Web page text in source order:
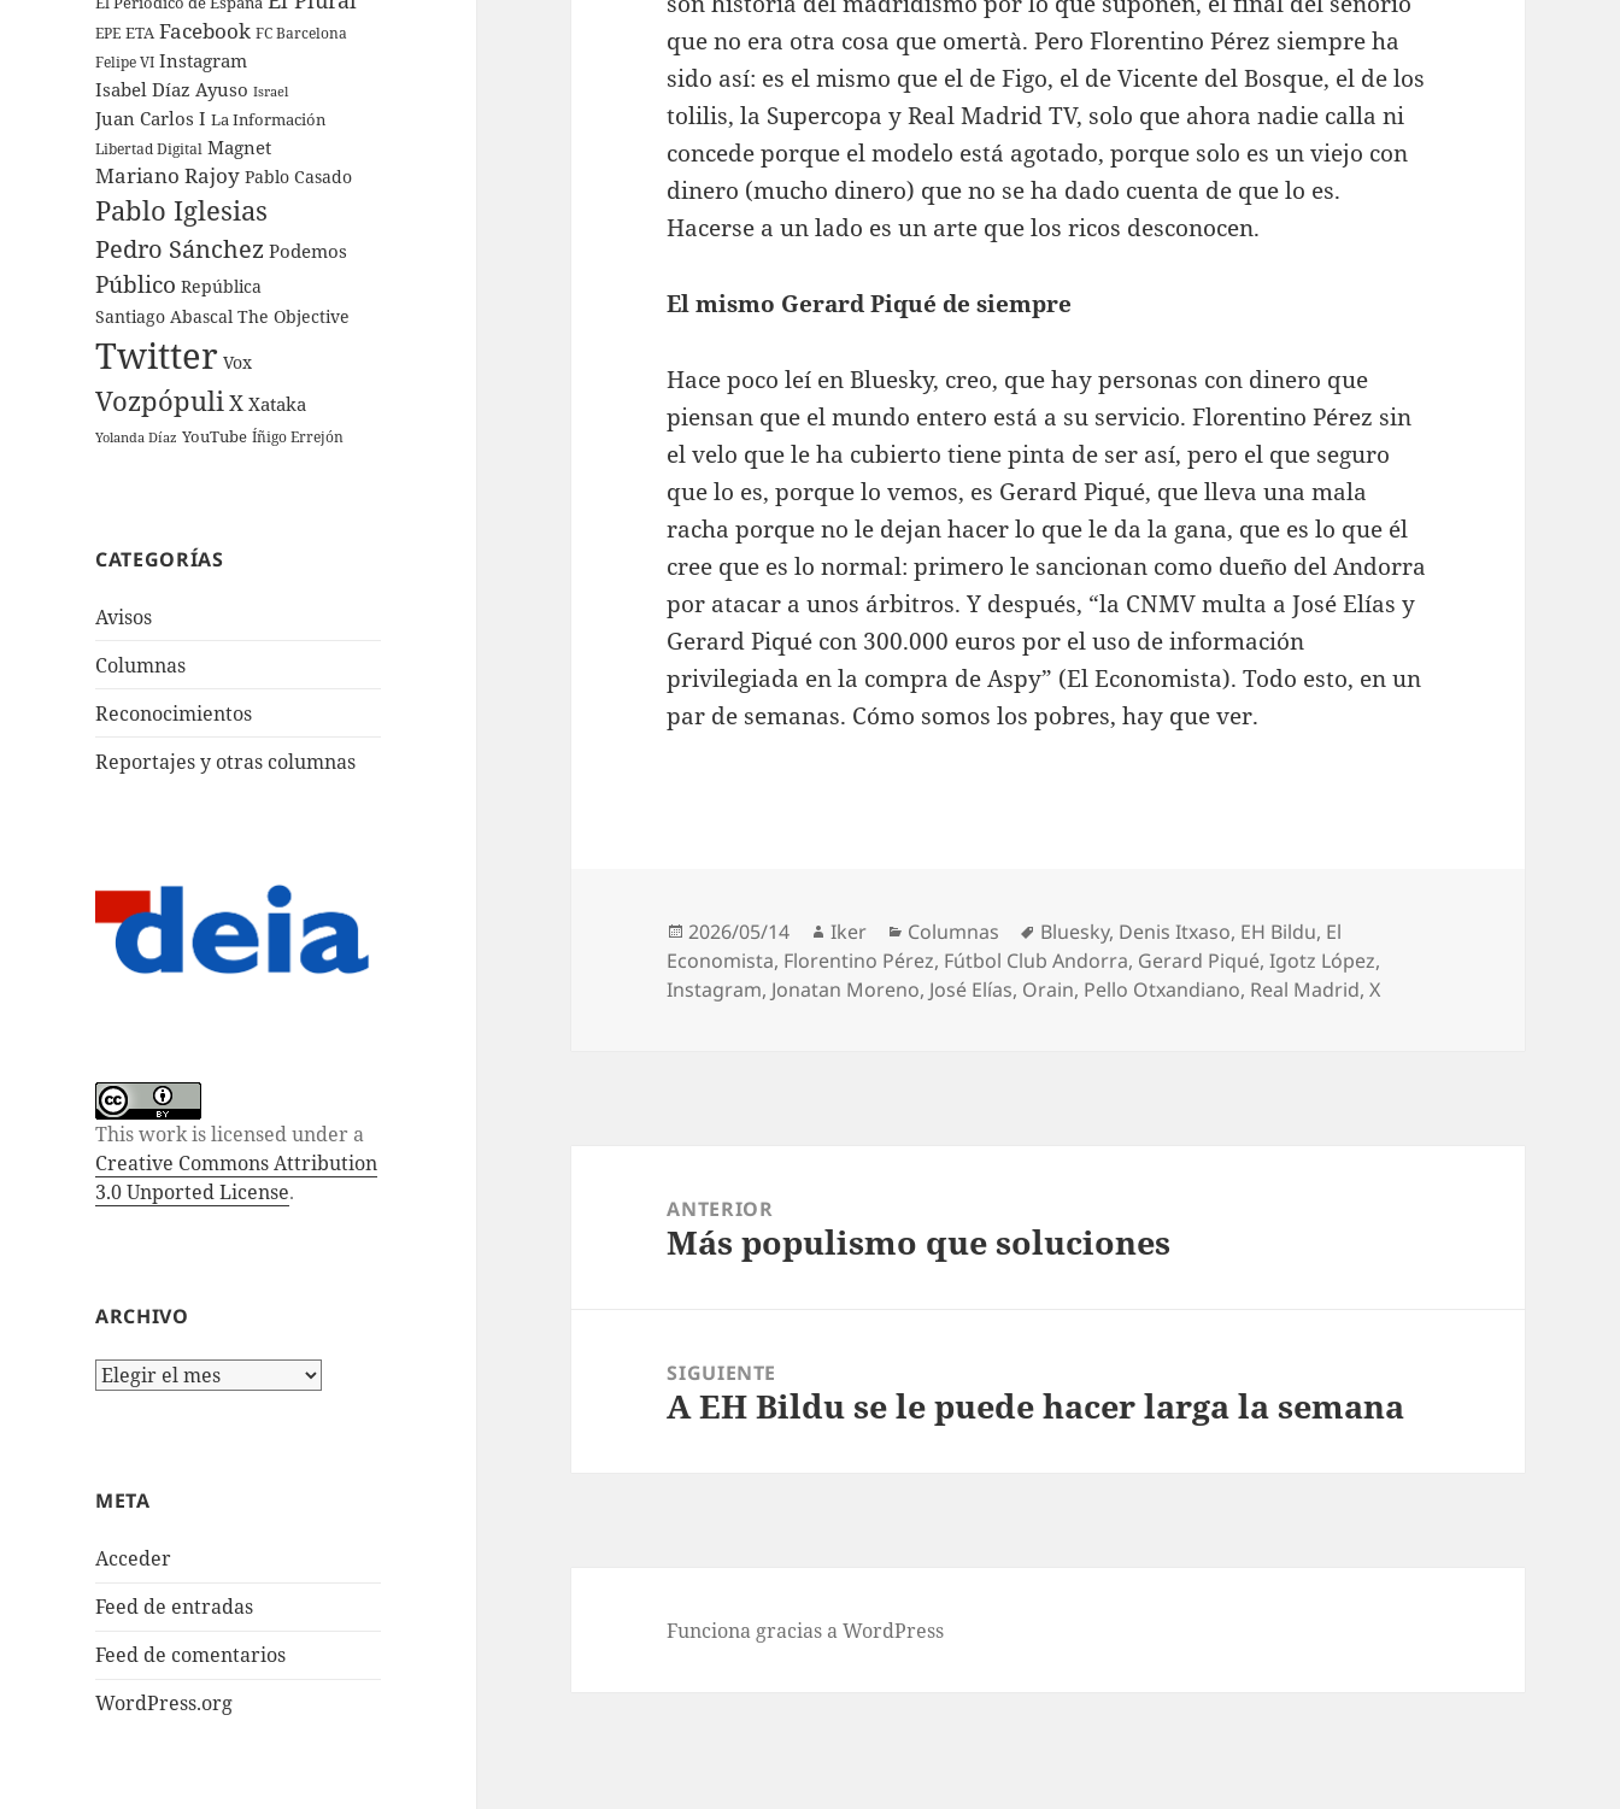
EPE ETA Facebook FC Barcelona
Felipe VI Instagram
Isabel Díaz Ayuso Israel
Juan Carlos I La Información
Libertad Digital Magnet
Mariano Rajoy Pablo Casado
Pablo Iglesias
Pedro Sánchez Podemos
Público República
Santiago Abascal The Objective
Twitter Vox
Vozpópuli X Xataka
Yolanda Díaz YouTube Íñigo Errejón
CATEGORÍAS
Avisos
Columnas
Reconocimientos
Reportajes y otras columnas
This work is licensed under a
Creative Commons Attribution
3.0 Unported License.
ARCHIVO
Archivo
META
Acceder
Feed de entradas
Feed de comentarios
WordPress.org
que no era otra cosa que omertà. Pero Florentino Pérez siempre ha
sido así: es el mismo que el de Figo, el de Vicente del Bosque, el de los
tolilis, la Supercopa y Real Madrid TV, solo que ahora nadie calla ni
concede porque el modelo está agotado, porque solo es un viejo con
dinero (mucho dinero) que no se ha dado cuenta de que lo es.
Hacerse a un lado es un arte que los ricos desconocen.
El mismo Gerard Piqué de siempre
Hace poco leí en Bluesky, creo, que hay personas con dinero que
piensan que el mundo entero está a su servicio. Florentino Pérez sin
el velo que le ha cubierto tiene pinta de ser así, pero el que seguro
que lo es, porque lo vemos, es Gerard Piqué, que lleva una mala
racha porque no le dejan hacer lo que le da la gana, que es lo que él
cree que es lo normal: primero le sancionan como dueño del Andorra
por atacar a unos árbitros. Y después, “la CNMV multa a José Elías y
Gerard Piqué con 300.000 euros por el uso de información
privilegiada en la compra de Aspy” (El Economista). Todo esto, en un
par de semanas. Cómo somos los pobres, hay que ver.
Publicado
el
2026/05/14 Autor
Iker Categorías
Columnas Etiquetas
Bluesky, Denis Itxaso, EH Bildu, El
Economista, Florentino Pérez, Fútbol Club Andorra, Gerard Piqué,Igotz López,
Instagram, Jonatan Moreno, José Elías, Orain, Pello Otxandiano, Real Madrid,X
entradas
ANTERIOR
Entrada
Más populismo que soluciones
SIGUIENTE
Entrada
A EH Bildu se le puede hacer larga la semana
Funciona gracias a WordPress